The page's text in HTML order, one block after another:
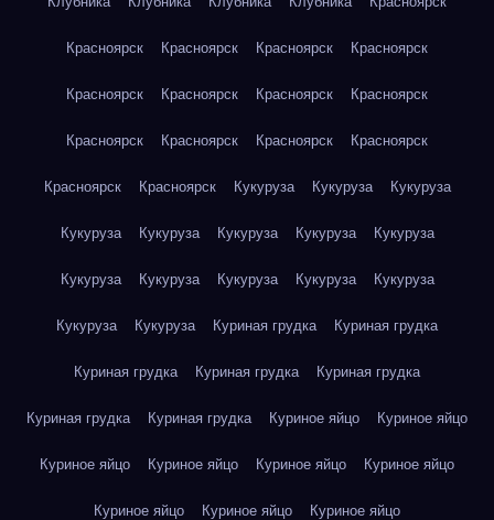
Красноярск Красноярск Красноярск Красноярск
Красноярск Красноярск Красноярск Красноярск
Красноярск Красноярск Красноярск Красноярск
Красноярск Красноярск Кукуруза Кукуруза Кукуруза
Кукуруза Кукуруза Кукуруза Кукуруза Кукуруза
Кукуруза Кукуруза Кукуруза Кукуруза Кукуруза
Кукуруза Кукуруза Куриная грудка Куриная грудка
Куриная грудка Куриная грудка Куриная грудка
Куриная грудка Куриная грудка Куриное яйцо Куриное яйцо
Куриное яйцо Куриное яйцо Куриное яйцо Куриное яйцо
Куриное яйцо Куриное яйцо Куриное яйцо